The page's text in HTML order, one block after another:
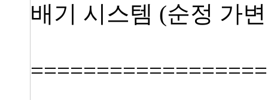
배기 시스템 (순정 가